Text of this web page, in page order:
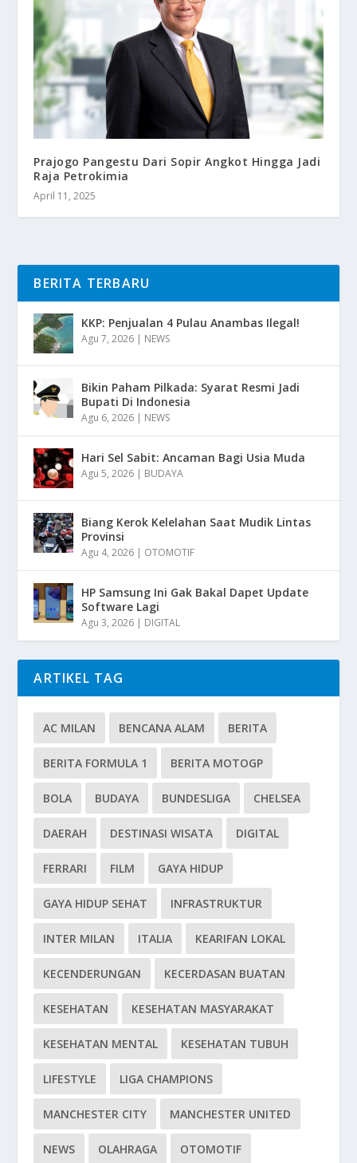
Prajogo Pangestu Dari Sopir Angkot Hingga Jadi
Raja Petrokimia
April 11, 2025
BERITA TERBARU
KKP: Penjualan 4 Pulau Anambas Ilegal!
Agu 7, 2026 | NEWS
Bikin Paham Pilkada: Syarat Resmi Jadi
Bupati Di Indonesia
Agu 6, 2026 | NEWS
Hari Sel Sabit: Ancaman Bagi Usia Muda
Agu 5, 2026 | BUDAYA
Biang Kerok Kelelahan Saat Mudik Lintas
Provinsi
Agu 4, 2026 | OTOMOTIF
HP Samsung Ini Gak Bakal Dapet Update
Software Lagi
Agu 3, 2026 | DIGITAL
ARTIKEL TAG
AC MILAN BENCANA ALAM BERITA
BERITA FORMULA 1 BERITA MOTOGP
BOLA BUDAYA BUNDESLIGA CHELSEA
DAERAH DESTINASI WISATA DIGITAL
FERRARI FILM GAYA HIDUP
GAYA HIDUP SEHAT INFRASTRUKTUR
INTER MILAN ITALIA KEARIFAN LOKAL
KECENDERUNGAN KECERDASAN BUATAN
KESEHATAN KESEHATAN MASYARAKAT
KESEHATAN MENTAL KESEHATAN TUBUH
LIFESTYLE LIGA CHAMPIONS
MANCHESTER CITY MANCHESTER UNITED
NEWS OLAHRAGA OTOMOTIF